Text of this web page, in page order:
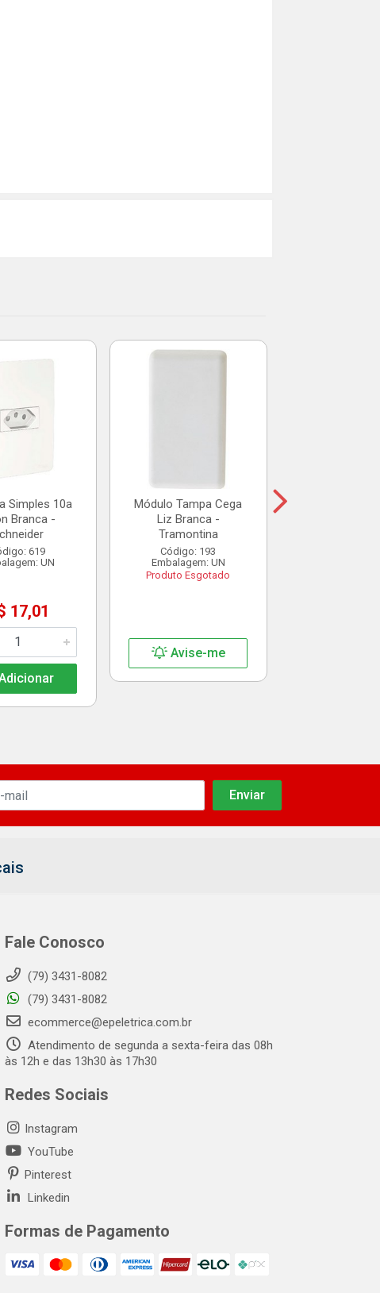
Simples 10a
Branca -
619
UN
17,01
Módulo Tampa Cega
Liz Branca -
Tramontina
Código: 193
Embalagem: UN
Produto Esgotado
Avise-me
Fale Conosco
(79) 3431-8082
(79) 3431-8082
ecommerce@epeletrica.com.br
Atendimento de segunda a sexta-feira das 08h
às 12h e das 13h30 às 17h30
Redes Sociais
Instagram
YouTube
Pinterest
Linkedin
Formas de Pagamento